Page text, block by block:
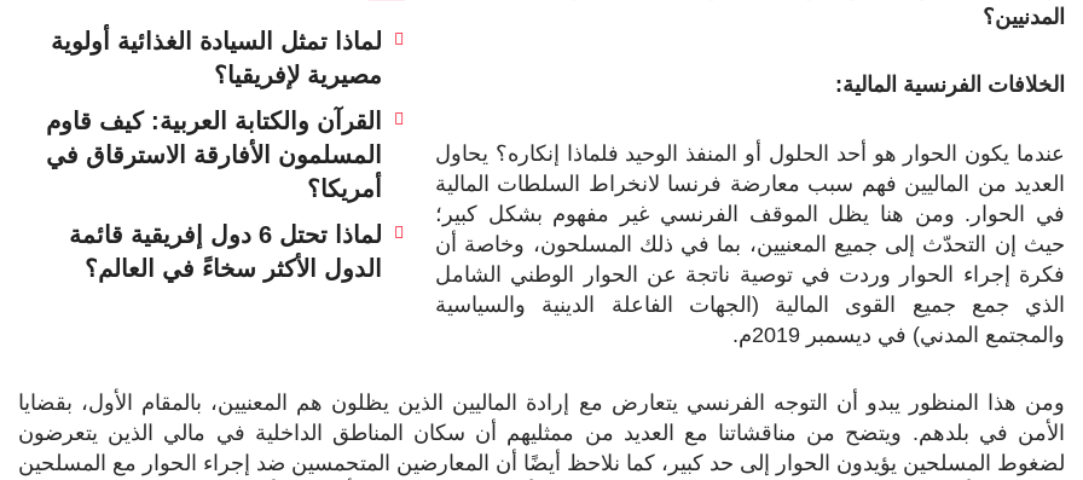
لماذا تمثل السيادة الغذائية أولوية
مصيرية لإفريقيا؟
القرآن والكتابة العربية: كيف قاوم
المسلمون الأفارقة الاسترقاق في
أمريكا؟
لماذا تحتل 6 دول إفريقية قائمة
الدول الأكثر سخاءً في العالم؟
المدنيين؟
الخلافات الفرنسية المالية:
عندما يكون الحوار هو أحد الحلول أو المنفذ الوحيد فلماذا إنكاره؟ يحاول
العديد من الماليين فهم سبب معارضة فرنسا لانخراط السلطات المالية
في الحوار. ومن هنا يظل الموقف الفرنسي غير مفهوم بشكل كبير؛
حيث إن التحدّث إلى جميع المعنيين، بما في ذلك المسلحون، وخاصة أن
فكرة إجراء الحوار وردت في توصية ناتجة عن الحوار الوطني الشامل
الذي جمع جميع القوى المالية (الجهات الفاعلة الدينية والسياسية
والمجتمع المدني) في ديسمبر 2019م.
ومن هذا المنظور يبدو أن التوجه الفرنسي يتعارض مع إرادة الماليين الذين يظلون هم المعنيين، بالمقام الأول، بقضايا
الأمن في بلدهم. ويتضح من مناقشاتنا مع العديد من ممثليهم أن سكان المناطق الداخلية في مالي الذين يتعرضون
لضغوط المسلحين يؤيدون الحوار إلى حد كبير، كما نلاحظ أيضًا أن المعارضين المتحمسين ضد إجراء الحوار مع المسلحين